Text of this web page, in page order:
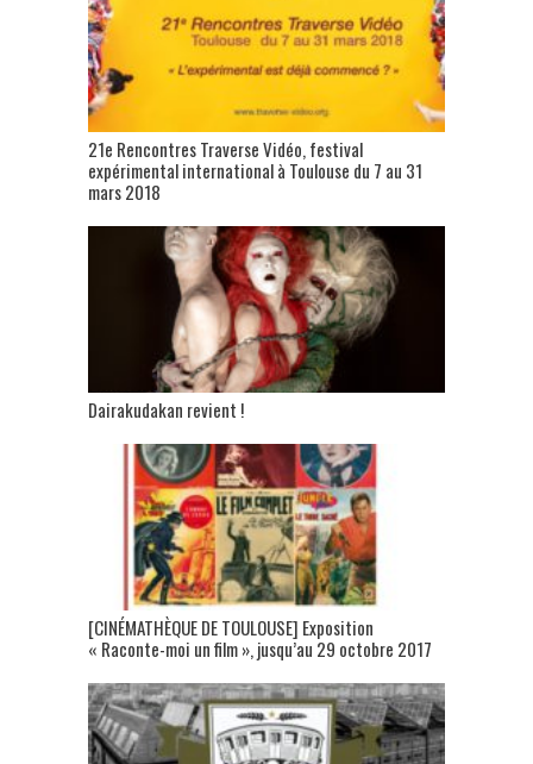
21e Rencontres Traverse Vidéo, festival
expérimental international à Toulouse du 7 au 31
mars 2018
Dairakudakan revient !
[CINÉMATHÈQUE DE TOULOUSE] Exposition
« Raconte-moi un film », jusqu’au 29 octobre 2017